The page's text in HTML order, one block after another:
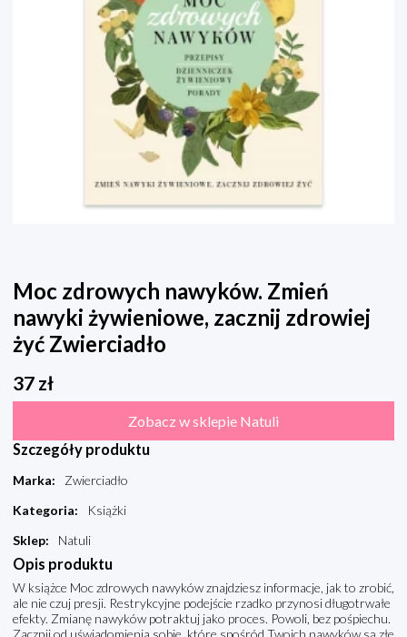
Moc zdrowych nawyków. Zmień
nawyki żywieniowe, zacznij zdrowiej
żyć Zwierciadło
37 zł
Zobacz w sklepie Natuli
Szczegóły produktu
Marka:
Zwierciadło
Kategoria:
Książki
Sklep: Natuli
Opis produktu
W książce Moc zdrowych nawyków znajdziesz informacje, jak to zrobić,
ale nie czuj presji. Restrykcyjne podejście rzadko przynosi długotrwałe
efekty. Zmianę nawyków potraktuj jako proces. Powoli, bez pośpiechu.